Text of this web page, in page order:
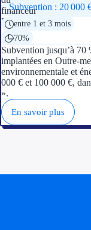
Subvention : 20 000
entre 1 et 3 mois
70%
Subvention jusqu’à 70
implantées en Outre-
environnementale et
000 € et 100 000 €,
».
En savoir plus